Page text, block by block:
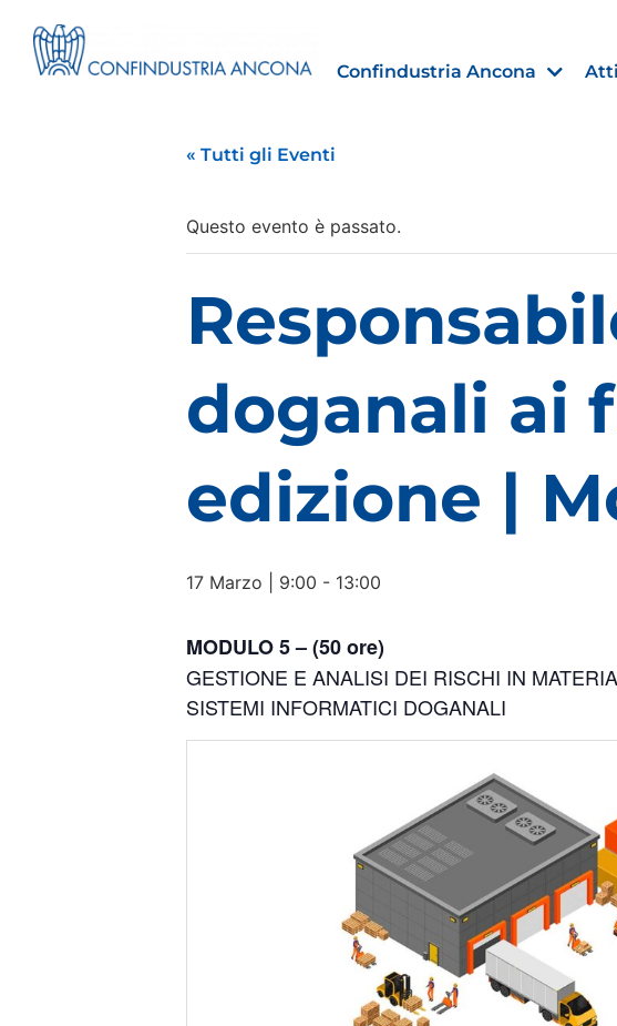
Confindustria Ancona
Estero
Importazioni dagli Stati Uniti nell’UE:
novità sulle prove di origine non
30 Luglio 2026
« Tutti gli Eventi
Questo evento è passato.
doganali ai
edizione |
17 Marzo | 9:00 - 13:00
MODULO 5 – (50 ore)
GESTIONE E ANALISI DEI RISCHI IN
SISTEMI INFORMATICI DOGANALI